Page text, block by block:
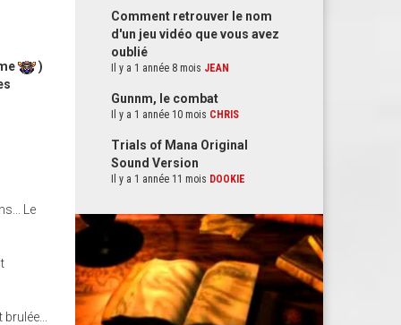
)
Le
Comment retrouver le nom
d'un jeu vidéo que vous avez
oublié
Il y a 1 année 8 mois JEAN
Gunnm, le combat
Il y a 1 année 10 mois CHRIS
Trials of Mana Original
Sound Version
Il y a 1 année 11 mois DOOKIE